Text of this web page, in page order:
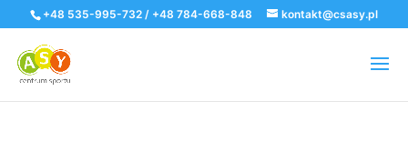
+48 535-995-732 / +48 784-668-848 kontakt@csasy.pl